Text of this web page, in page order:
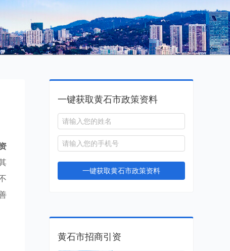
一键获取黄石市政策资料
一键获取黄石市政策资料
黄石市招商引资